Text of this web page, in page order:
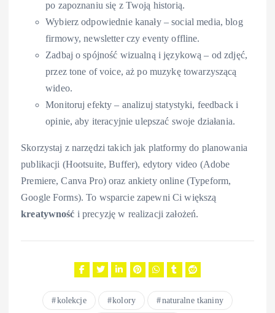
po zapoznaniu się z Twoją historią.
Wybierz odpowiednie kanały – social media, blog
firmowy, newsletter czy eventy offline.
Zadbaj o spójność wizualną i językową – od zdjęć,
przez tone of voice, aż po muzykę towarzyszącą
wideo.
Monitoruj efekty – analizuj statystyki, feedback i
opinie, aby iteracyjnie ulepszać swoje działania.
Skorzystaj z narzędzi takich jak platformy do planowania
publikacji (Hootsuite, Buffer), edytory video (Adobe
Premiere, Canva Pro) oraz ankiety online (Typeform,
Google Forms). To wsparcie zapewni Ci większą
kreatywność i precyzję w realizacji założeń.
kolekcje kolory naturalne tkaniny